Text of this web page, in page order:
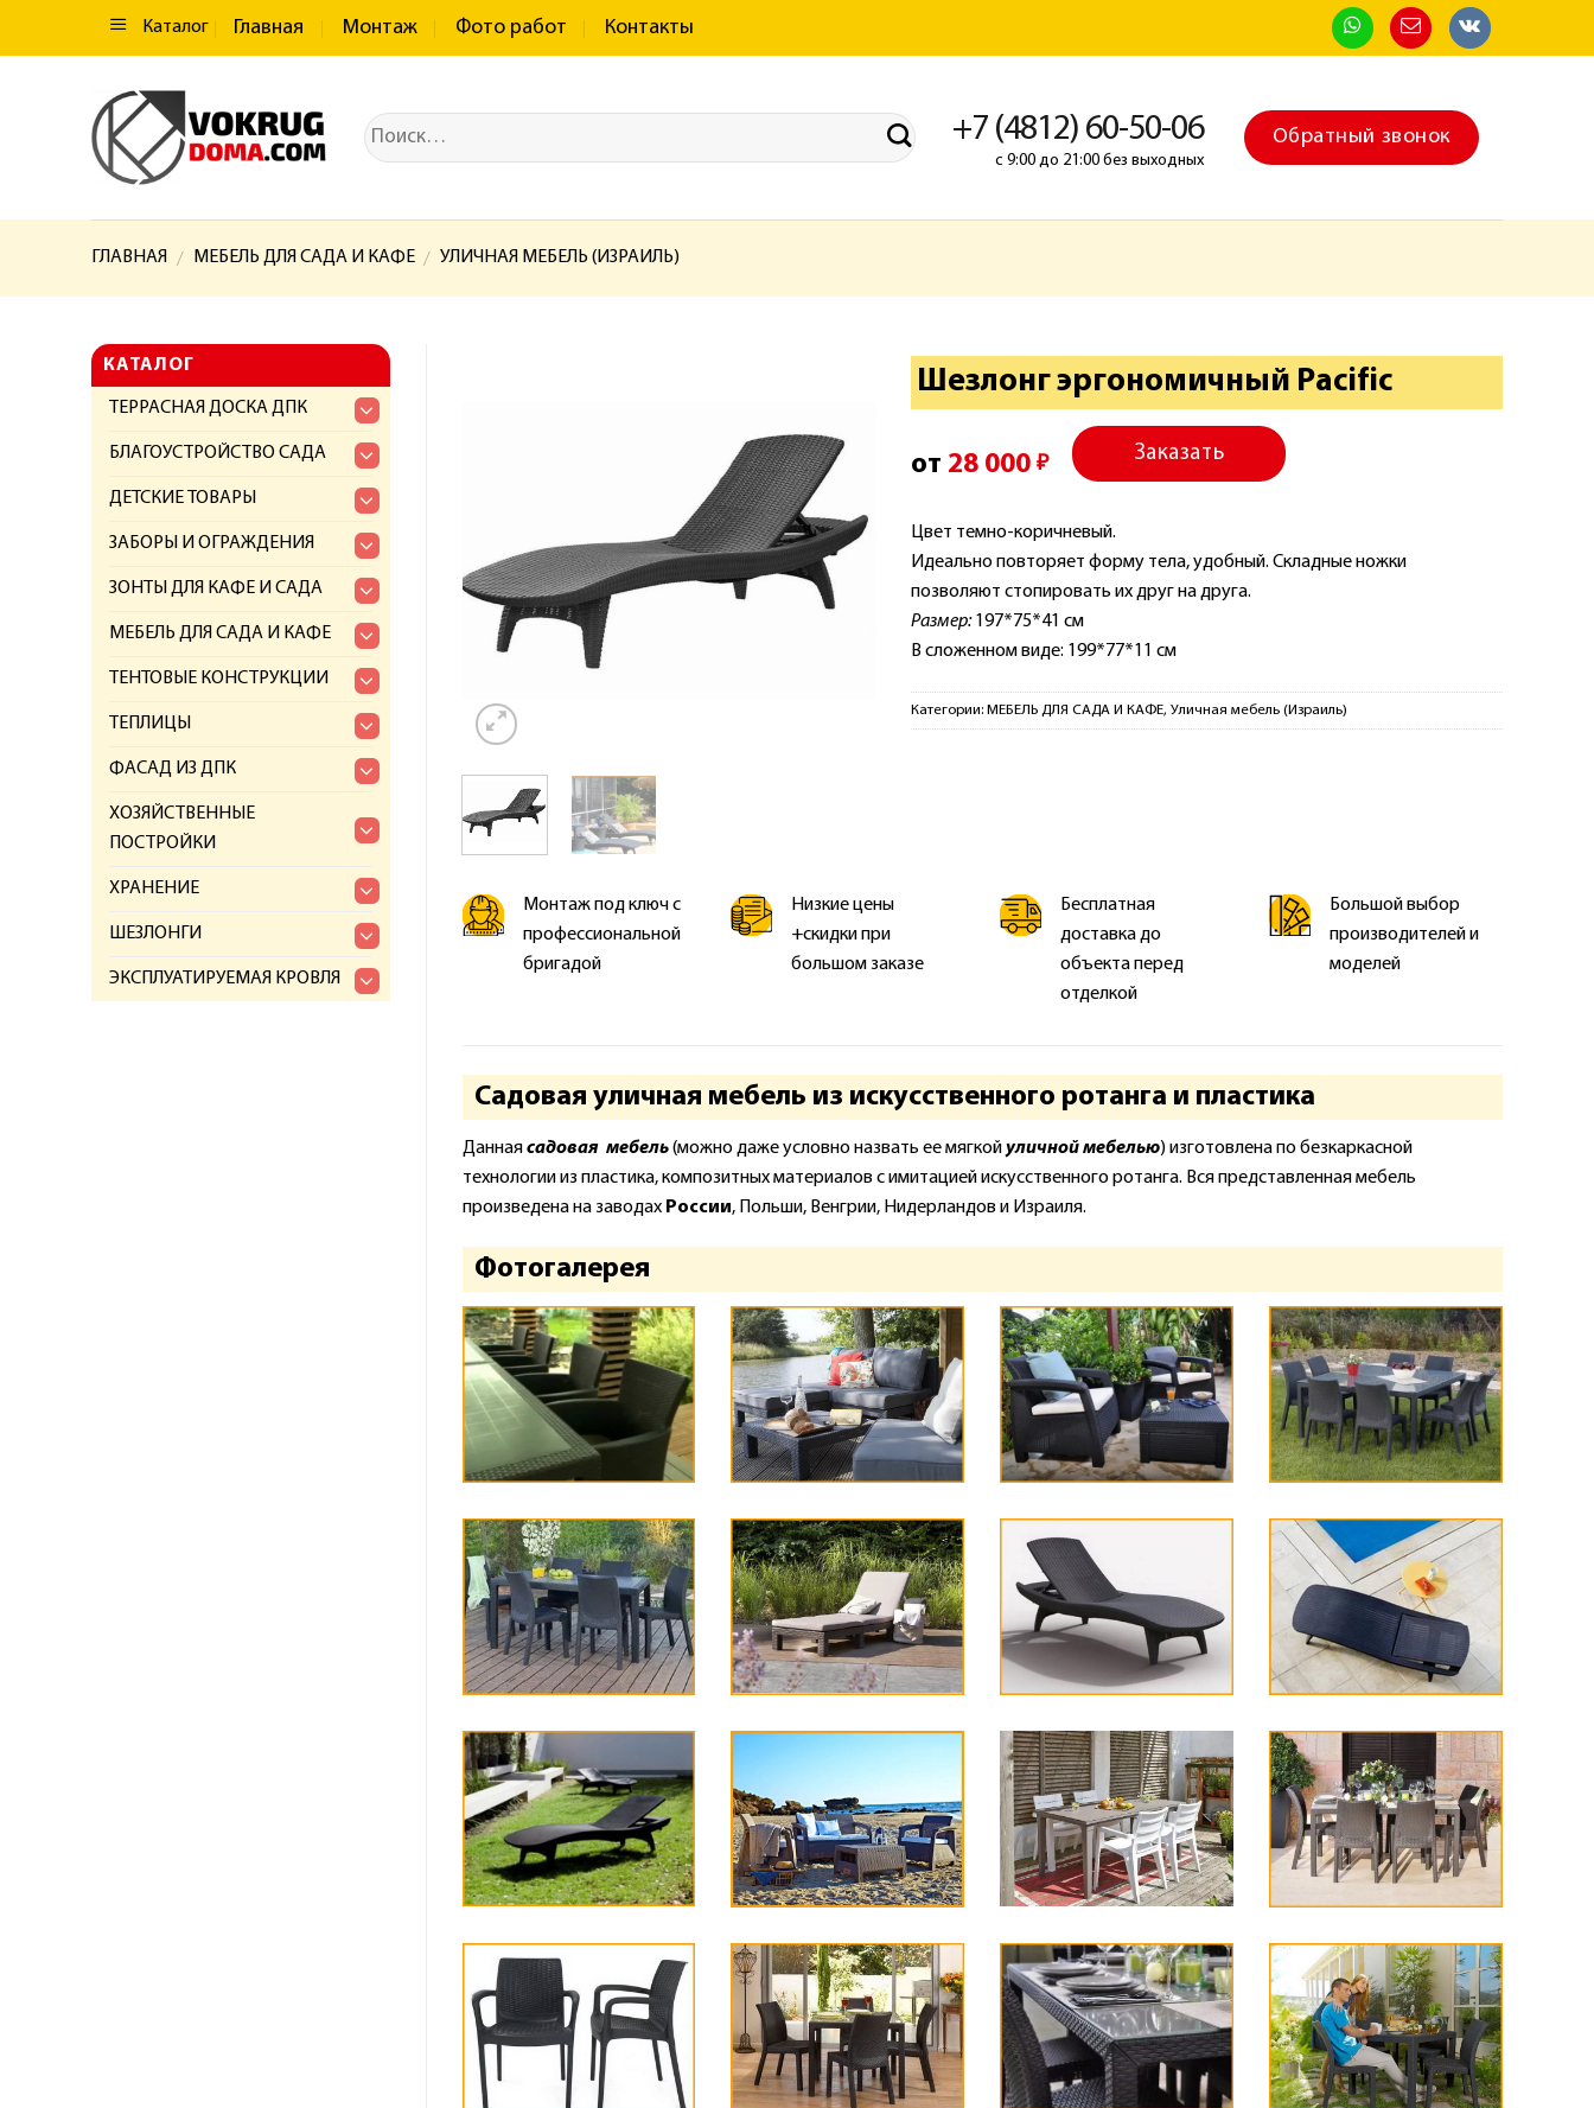
Каталог Главная Монтаж Фото работ Контакты
+7 (4812) 60-50-06
с 9:00 до 21:00 без выходных
Обратный звонок
ГЛАВНАЯ / МЕБЕЛЬ ДЛЯ САДА И КАФЕ / УЛИЧНАЯ МЕБЕЛЬ (ИЗРАИЛЬ)
Шезлонг эргономичный Pacific
от 28 000 ₽
Заказать
Цвет темно-коричневый.
Идеально повторяет форму тела, удобный. Складные ножки
позволяют стопировать их друг на друга.
Размер:197*75*41 см
В сложенном виде: 199*77*11 см
Категории: МЕБЕЛЬ ДЛЯ САДА И КАФЕ, Уличная мебель (Израиль)
Монтаж под ключ с
профессиональной
бригадой
Низкие цены
+скидки при
большом заказе
Бесплатная
доставка до
объекта перед
отделкой
Большой выбор
производителей и
моделей
Садовая уличная мебель из искусственного ротанга и пластика
Даннаясадовая мебель(можно даже условно назвать ее мягкойуличной мебелью) изготовлена по безкаркасной
технологии из пластика, композитных материалов с имитацией искусственного ротанга. Вся представленная мебель
произведена на заводах России, Польши, Венгрии, Нидерландов и Израиля.
Фотогалерея
КАТАЛОГ
ТЕРРАСНАЯ ДОСКА ДПК
БЛАГОУСТРОЙСТВО САДА
ДЕТСКИЕ ТОВАРЫ
ЗАБОРЫ И ОГРАЖДЕНИЯ
ЗОНТЫ ДЛЯ КАФЕ И САДА
МЕБЕЛЬ ДЛЯ САДА И КАФЕ
ТЕНТОВЫЕ КОНСТРУКЦИИ
ТЕПЛИЦЫ
ФАСАД ИЗ ДПК
ХОЗЯЙСТВЕННЫЕ
ПОСТРОЙКИ
ХРАНЕНИЕ
ШЕЗЛОНГИ
ЭКСПЛУАТИРУЕМАЯ КРОВЛЯ